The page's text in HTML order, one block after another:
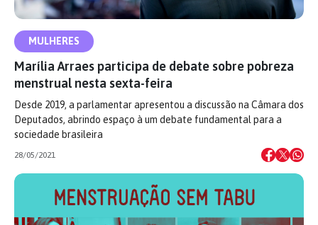
MULHERES
Marília Arraes participa de debate sobre pobreza
menstrual nesta sexta-feira
Desde 2019, a parlamentar apresentou a discussão na Câmara dos
Deputados, abrindo espaço à um debate fundamental para a
sociedade brasileira
28/05/2021